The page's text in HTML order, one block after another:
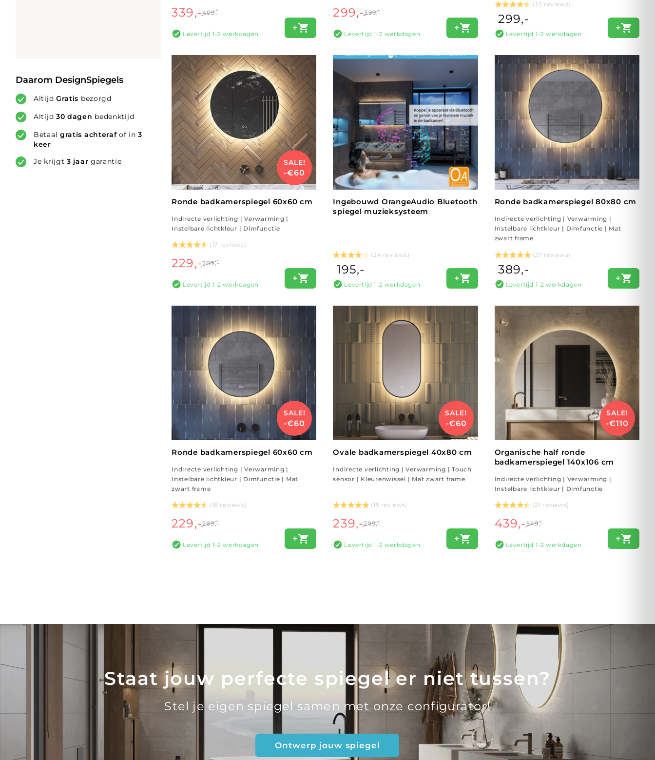
Daarom DesignSpiegels
Altijd Gratis bezorgd
Altijd 30 dagen bedenktijd
Betaal gratis achterafof in3
keer
Je krijgt 3 jaar garantie
339,-409,-
Levertijd 1-2 werkdagen
+
299,-399,-
Levertijd 1-2 werkdagen
+
(33 reviews)
299,-
Levertijd 1-2 werkdagen
+
SALE!
-€60
Ronde badkamerspiegel 60x60 cm
Indirecte verlichting | Verwarming |
Instelbare lichtkleur | Dimfunctie
(17 reviews)
229,-289,-
Levertijd 1-2 werkdagen
+
Ingebouwd OrangeAudio Bluetooth
spiegel muzieksysteem
(24 reviews)
195,-
Levertijd 1-2 werkdagen
+
Ronde badkamerspiegel 80x80 cm
Indirecte verlichting | Verwarming |
Instelbare lichtkleur | Dimfunctie | Mat
zwart frame
(27 reviews)
389,-
Levertijd 1-2 werkdagen
+
SALE!
-€60
Ronde badkamerspiegel 60x60 cm
Indirecte verlichting | Verwarming |
Instelbare lichtkleur | Dimfunctie | Mat
zwart frame
(18 reviews)
229,-289,-
Levertijd 1-2 werkdagen
+
SALE!
-€60
Ovale badkamerspiegel 40x80 cm
Indirecte verlichting | Verwarming | Touch
sensor | Kleurenwissel | Mat zwart frame
(15 reviews)
239,-299,-
Levertijd 1-2 werkdagen
+
SALE!
-€110
Organische half ronde
badkamerspiegel 140x106 cm
Indirecte verlichting | Verwarming |
Instelbare lichtkleur | Dimfunctie
(21 reviews)
439,-549,-
Levertijd 1-2 werkdagen
+
Staat jouw perfecte spiegel er niet tussen?
Stel je eigen spiegel samen met onze configurator!
Ontwerp jouw spiegel